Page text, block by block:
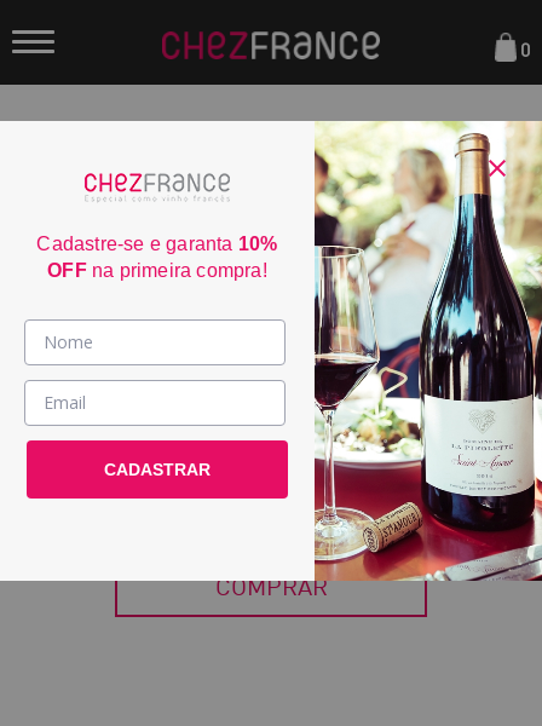
Vinhos >
País / Região >
Le Club >
0
ORDENAR POR:
50
Famille Fabre Grande
Courtade Alvarin...
DE:R$ 229,00 POR: R$ 114,50
COMPRAR
Cadastre-se e garanta 10%
OFFna primeira compra!
CADASTRAR